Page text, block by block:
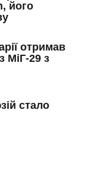
його
отримав
МіГ-29 з
стало